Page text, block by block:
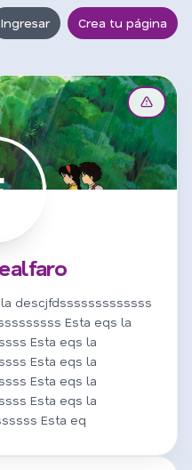
Ingresar Crea tu página
descjfdsssssssssssss
Esta eqs la
Esta eqs la
Esta eqs la
Esta eqs la
Esta eqs la
Esta eq